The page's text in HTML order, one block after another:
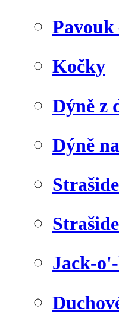
Kočky
Dýně z
Dýně
Jack-